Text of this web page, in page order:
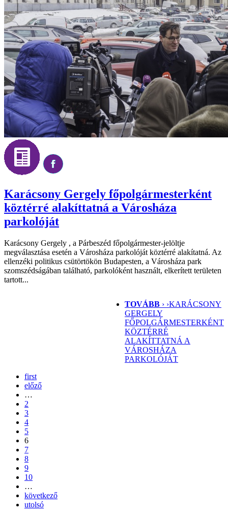
Karácsony Gergely főpolgármesterként
köztérré alakíttatná a Városháza
parkolóját
Karácsony Gergely , a Párbeszéd főpolgármester-jelöltje
megválasztása esetén a Városháza parkolóját köztérré alakítatná. Az
ellenzéki politikus csütörtökön Budapesten, a Városháza park
szomszédságában található, parkolóként használt, elkerített területen
tartott...
TOVÁBB › ›KARÁCSONY
GERGELY
FŐPOLGÁRMESTERKÉNT
KÖZTÉRRÉ
ALAKÍTTATNÁ A
VÁROSHÁZA
PARKOLÓJÁT
first
előző
…
2
3
4
5
6
7
8
9
10
…
következő
utolsó